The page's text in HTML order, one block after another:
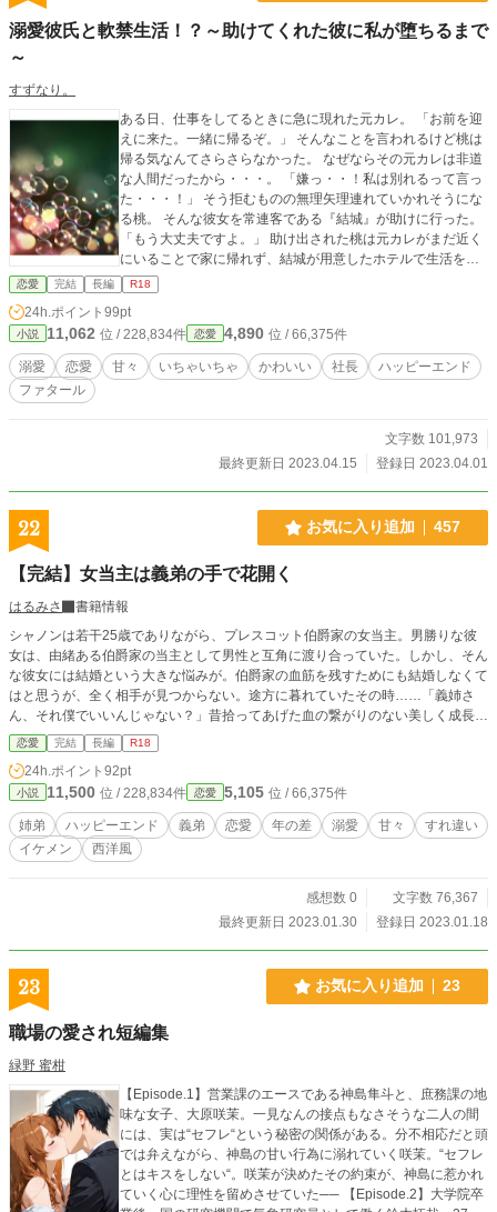
溺愛彼氏と軟禁生活！？～助けてくれた彼に私が堕ちるまで
～
すずなり。
ある日、仕事をしてるときに急に現れた元カレ。 「お前を迎
えに来た。一緒に帰るぞ。」 そんなことを言われるけど桃は
帰る気なんてさらさらなかった。 なぜならその元カレは非道
な人間だったから・・・。 「嫌っ・・！私は別れるって言っ
た・・・！」 そう拒むものの無理矢理連れていかれそうにな
る桃。 そんな彼女を常連客である『結城』が助けに行った。
「もう大丈夫ですよ。」 助け出された桃は元カレがまだ近く
にいることで家に帰れず、結城が用意したホテルで生活をす
ることに。 「ホテル代、時間はかかると思いますけど必ず返
済しますから・・・。」 そんな大変な中で会社から言い渡さ
れた『１ヶ月の休養』。 これをチャンスだと思った結城は行
動にでることに。 「ずっと気になってたんです。俺と・・付
き合ってもらえませんか？」 「へっ！？」 「この１ヶ月で堕
としにかかるから・・・覚悟しておいて？」 「！？！？」 ※
氷につき、コメントは頂けません。申し訳ありません。 ※た
だただ『すずなり。』の世界を楽しんでいただければ幸いに
恋愛 完結 長編 R18
24h.ポイント 99pt
小説 11,062 位 / 228,834件 恋愛 4,890 位 / 66,375件
溺愛 恋愛 甘々 いちゃいちゃ かわいい 社長
ハッピーエンド
ファタール
文字数 101,973
最終更新日 2023.04.15
登録日 2023.04.01
22 お気に入り追加 457
【完結】女当主は義弟の手で花開く
はるみさ
書籍情報
シャノンは若干25歳でありながら、プレスコット伯爵家の女当主。男勝りな彼
女は、由緒ある伯爵家の当主として男性と互角に渡り合っていた。しかし、そん
な彼女には結婚という大きな悩みが。伯爵家の血筋を残すためにも結婚しなくて
はと思うが、全く相手が見つからない。途方に暮れていたその時……「義姉さ
ん、それ僕でいいんじゃない？」昔拾ってあげた血の繋がりのない美しく成長し
た義弟からまさかの提案……！？ 恋に臆病な姉と、一途に義姉を想い続けてき
た義弟の大人の恋物語。 ※他サイトにも掲載しています。
恋愛 完結 長編 R18
24h.ポイント 92pt
小説 11,500 位 / 228,834件 恋愛 5,105 位 / 66,375件
姉弟 ハッピーエンド 義弟 恋愛 年の差 溺愛 甘々
すれ違い
イケメン
西洋風
感想数 0
文字数 76,367
最終更新日 2023.01.30
登録日 2023.01.18
23 お気に入り追加 23
職場の愛され短編集
緑野 蜜柑
【Episode.1】営業課のエースである神島隼斗と、庶務課の地
味な女子、大原咲茉。一見なんの接点もなさそうな二人の間
には、実は“セフレ“という秘密の関係がある。分不相応だと頭
では弁えながら、神島の甘い行為に溺れていく咲茉。“セフレ
とはキスをしない“。咲茉が決めたその約束が、神島に惹かれ
ていく心に理性を留めさせていた── 【Episode.2】大学院卒